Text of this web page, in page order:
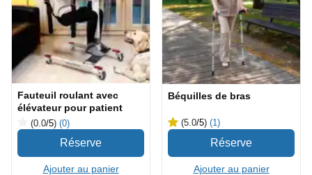
Fauteuil roulant avec
élévateur pour patient
(0.0/5) (0)
Ajouter au panier
Béquilles de bras
(5.0/5) (1)
Ajouter au panier